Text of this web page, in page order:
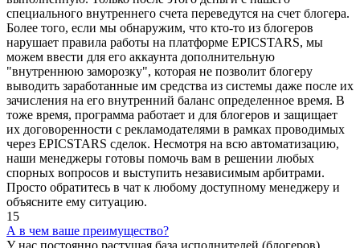
специального внутреннего счета переведутся на счет блогера.
Более того, если мы обнаружим, что кто-то из блогеров
нарушает правила работы на платформе EPICSTARS, мы
можем ввести для его аккаунта дополнительную
"внутреннюю заморозку", которая не позволит блогеру
выводить заработанные им средства из системы даже после их
зачисления на его внутренний баланс определенное время. В
тоже время, программа работает и для блогеров и защищает
их договоренности с рекламодателями в рамках проводимых
через EPICSTARS сделок. Несмотря на всю автоматизацию,
наши менеджеры готовы помочь вам в решении любых
спорных вопросов и выступить независимым арбитрами.
Просто обратитесь в чат к любому доступному менеджеру и
объясните ему ситуацию.
15
А в чем ваше преимущество?
У нас постоянно растущая база исполнителей (блогеров),